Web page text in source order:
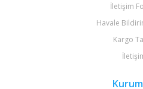
İletişim
Havale
Kargo